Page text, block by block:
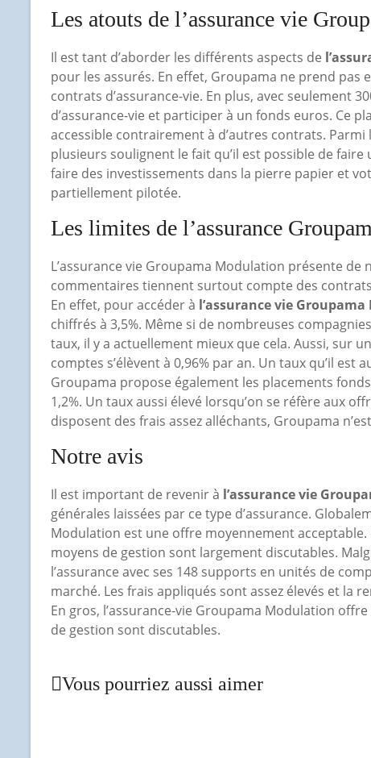
Les atouts de l’assurance vie
Il est tant d’aborder les différents aspects de
pour les assurés. En effet, Groupama ne prend pas
contrats d’assurance-vie. En plus, avec seulement
d’assurance-vie et participer à un fonds euros. Ce
accessible contrairement à d’autres contrats. Parmi
plusieurs soulignent le fait qu’il est possible de
faire des investissements dans la pierre papier et
partiellement pilotée.
Les limites de l’assurance
L’assurance vie Groupama Modulation présente
commentaires tiennent surtout compte des
En effet, pour accéder à l’assurance vie
chiffrés à 3,5%. Même si de nombreuses
taux, il y a actuellement mieux que cela. Aussi, sur
comptes s’élèvent à 0,96% par an. Un taux qu’il est
Groupama propose également les placements
1,2%. Un taux aussi élevé lorsqu’on se réfère aux
disposent des frais assez alléchants, Groupama
Notre avis
Il est important de revenir à l’assurance vie
générales laissées par ce type d’assurance.
Modulation est une offre moyennement acceptable.
moyens de gestion sont largement discutables.
l’assurance avec ses 148 supports en unités de
marché. Les frais appliqués sont assez élevés et la
En gros, l’assurance-vie Groupama Modulation
de gestion sont discutables.
Vous pourriez aussi aimer